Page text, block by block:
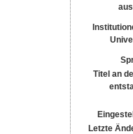
Titel an
Letzte